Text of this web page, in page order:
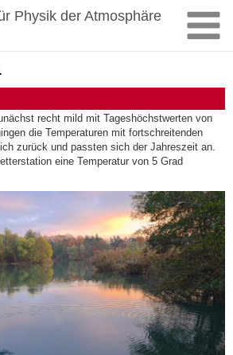
Physik der Atmosphäre
recht mild mit Tageshöchstwerten von
die Temperaturen mit fortschreitenden
zurück und passten sich der Jahreszeit an.
eine Temperatur von 5 Grad